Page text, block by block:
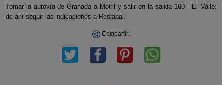
Tomar la autovía de Granada a Motril y salir en la salida 160 - El Valle;
de ahí seguir las indicaciones a Restabal.
Compartir: